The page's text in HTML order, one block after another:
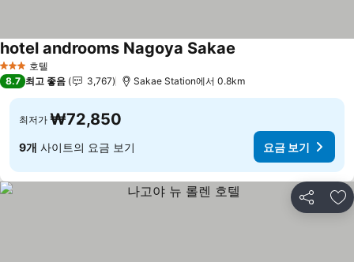
3 성급 호텔
hotel androoms Nagoya Sakae
8.7 최고 좋음 3,767 Sakae Station에서 0.8km
최저가 ₩72,850
9개 사이트의 요금 보기 요금 보기
공유 즐